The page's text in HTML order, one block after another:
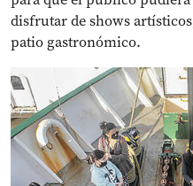
disfrutar de shows
patio gastronómico.